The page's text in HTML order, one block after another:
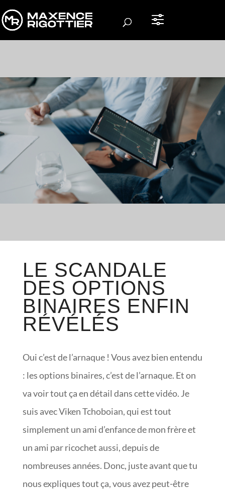
LE SCANDALE
DES OPTIONS
BINAIRES ENFIN
RÉVÉLÉS
Oui c’est de l’arnaque ! Vous avez bien entendu
: les options binaires, c’est de l’arnaque. Et on
va voir tout ça en détail dans cette vidéo. Je
suis avec Viken Tchoboian, qui est tout
simplement un ami d’enfance de mon frère et
un ami par ricochet aussi, depuis de
nombreuses années. Donc, juste avant que tu
nous expliques tout ça, vous avez peut-être